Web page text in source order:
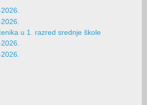
u 1. razred srednje škole